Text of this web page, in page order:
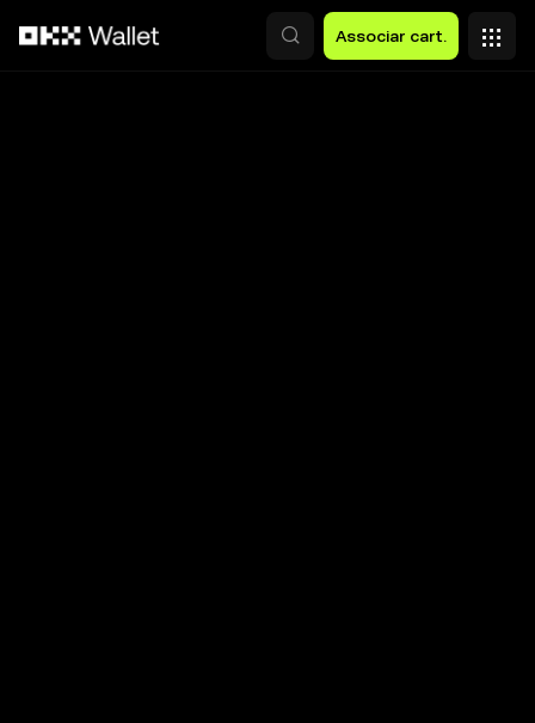
Associar cart.